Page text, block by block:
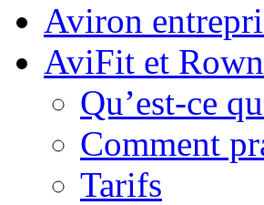
Aviron
AviFit et
Qu’est-ce
Comment
Tarifs